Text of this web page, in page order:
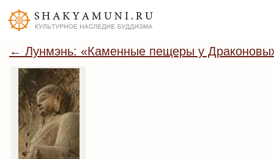
← Лунмэнь: «Каменные пещеры у